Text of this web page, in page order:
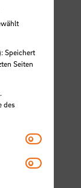
Speichert
Seiten
des
Matomo
Youtube